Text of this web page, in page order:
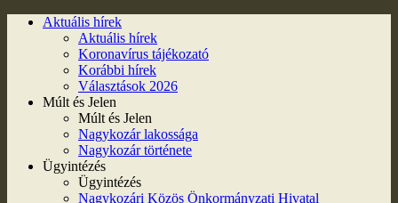
Aktuális hírek
Aktuális hírek
Koronavírus tájékozató
Korábbi hírek
Választások 2026
Múlt és Jelen
Múlt és Jelen
Nagykozár lakossága
Nagykozár története
Ügyintézés
Ügyintézés
Nagykozári Közös Önkormányzati Hivatal